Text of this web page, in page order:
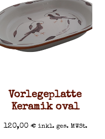
Vorlegeplatte
Keramik oval
120,00 € inkl. ges. MWSt.